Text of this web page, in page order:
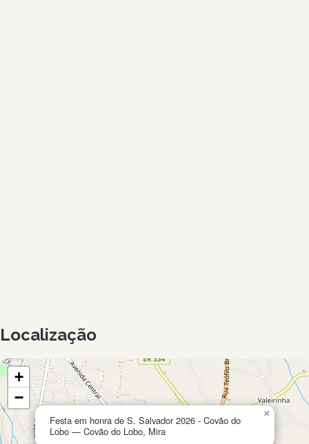
Localização
Festa em honra de S. Salvador 2026 - Covão do
Lobo — Covão do Lobo, Mira
×
+
−